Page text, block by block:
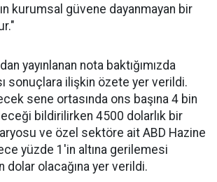
kurumsal güvene dayanmayan bir
yayınlanan nota baktığımızda
sonuçlara ilişkin özete yer verildi.
sene ortasında ons başına 4 bin
bildirilirken 4500 dolarlık bir
ve özel sektöre ait ABD Hazine
yüzde 1'in altına gerilemesi
dolar olacağına yer verildi.